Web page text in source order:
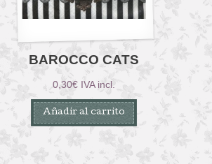
BAROCCO CATS
0,30€ IVA incl.
Añadir al carrito